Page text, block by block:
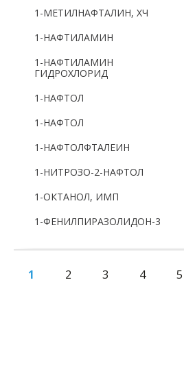
1-МЕТИЛНАФТАЛИН, ХЧ
1-НАФТИЛАМИН
1-НАФТИЛАМИН
ГИДРОХЛОРИД
1-НАФТОЛ
1-НАФТОЛ
1-НАФТОЛФТАЛЕИН
1-НИТРОЗО-2-НАФТОЛ
1-ОКТАНОЛ, ИМП
1-ФЕНИЛПИРАЗОЛИДОН-3
1 2 3 4 5